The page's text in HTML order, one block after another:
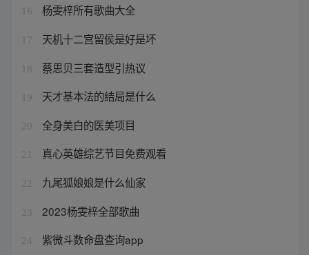
16 杨雯梓所有歌曲大全
17 天机十二宫留侯是好是坏
18 蔡思贝三套造型引热议
19 天才基本法的结局是什么
20 全身美白的医美项目
21 真心英雄综艺节目免费观看
22 九尾狐娘娘是什么仙家
23 2023杨雯梓全部歌曲
24 紫微斗数命盘查询app